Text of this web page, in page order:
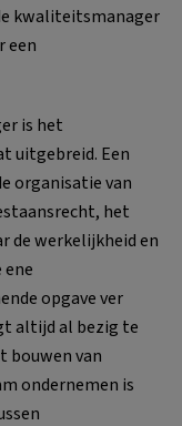
kwaliteitsmanager
een
is het
uitgebreid. Een
organisatie van
het
de werkelijkheid en
opgave ver
altijd al bezig te
bouwen van
ondernemen is